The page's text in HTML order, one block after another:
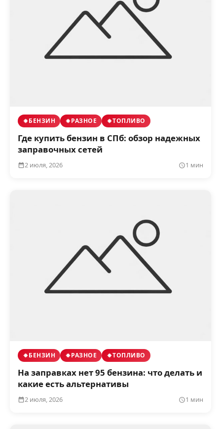
БЕНЗИН РАЗНОЕ ТОПЛИВО
Где купить бензин в СПб: обзор надежных
заправочных сетей
2 июля, 2026 1 мин
БЕНЗИН РАЗНОЕ ТОПЛИВО
На заправках нет 95 бензина: что делать и
какие есть альтернативы
2 июля, 2026 1 мин